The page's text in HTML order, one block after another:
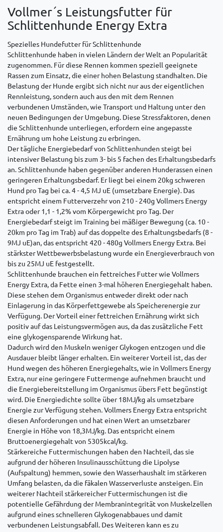
Vollmer´s Leistungsfutter für
Schlittenhunde Energy Extra
Spezielles Hundefutter für Schlittenhunde
Schlittenhunde haben in vielen Ländern der Welt an Popularität
zugenommen. Für diese Rennen kommen speziell geeignete
Rassen zum Einsatz, die einer hohen Belastung standhalten. Die
Belastung der Hunde ergibt sich nicht nur aus der eigentlichen
Rennleistung, sondern auch aus den mit dem Rennen
verbundenen Umständen, wie Transport und Haltung unter den
neuen Bedingungen der Umgebung. Diese Stressfaktoren, denen
die Schlittenhunde unterliegen, erfordern eine angepasste
Ernährung um hohe Leistung zu erbringen.
Der tägliche Energiebedarf von Schlittenhunden steigt bei
intensiver Belastung bis zum 3- bis 5 fachen des Erhaltungsbedarfs
an. Schlittenhunde haben gegenüber anderen Hunderassen einen
geringeren Erhaltungsbedarf. Er liegt bei einem 20kg schweren
Hund pro Tag bei ca. 4 - 4,5 MJ uE (umsetzbare Energie). Das
entspricht einem Futterverzehr von 210 - 240g Vollmers Energy
Extra oder 1,1 - 1,2% vom Körpergewicht pro Tag. Der
Energiebedarf steigt im Training bei mäßiger Bewegung (ca. 10 -
20km pro Tag im Trab) auf das doppelte des Erhaltungsbedarfs (8 -
9MJ uE)an, das entspricht 420 - 480g Vollmers Energy Extra. Bei
stärkster Wettbewerbsbelastung wurde ein Energieverbrauch von
bis zu 25MJ uE festgestellt.
Schlittenhunde brauchen ein fettreiches Futter wie Vollmers
Energy Extra, da Fette einen 3-mal höheren Energiegehalt haben.
Diese stehen dem Organismus entweder direkt oder nach
Einlagerung in das Körperfettgewebe als Speicherenergie zur
Verfügung. Der Vorteil einer fettreichen Ernährung wirkt sich
positiv auf das Leistungsvermögen aus, da das zusätzliche Fett
eine glykogensparende Wirkung hat.
Dadurch wird den Muskeln weniger Glykogen entzogen und die
Ausdauer bleibt länger erhalten. Ein weiterer Vorteil ist, das der
Hund wegen des höheren Energiegehalts, wie in Vollmers Energy
Extra, nur eine geringere Futtermenge aufnehmen braucht und
die Energiebereitstellung im Organismus übers Fett begünstigt
wird. Die Energiedichte sollte über 18MJ/kg als umsetzbare
Energie zur Verfügung stehen. Vollmers Energy Extra entspricht
diesen Anforderungen und hat einen Wert an umsetzbarer
Energie in Höhe von 18,3MJ/kg. Das entspricht einem
Bruttoenergiegehalt von 5305kcal/kg.
Stärkereiche Futtermischungen haben den Nachteil, das sie
aufgrund der höheren Insulinausschüttung die Lipolyse
(Aufspaltung) hemmen, sowie den Wasserhaushalt im stärkeren
Umfang belasten, da die fäkalen Wasserverluste ansteigen. Ein
weiterer Nachteil stärkereicher Futtermischungen ist die
potentielle Gefährdung der Membranintegrität von Muskelzellen
aufgrund eines schnelleren Glykogenabbaues und damit
verbundenen Leistungsabfall. Des Weiteren kann es zu